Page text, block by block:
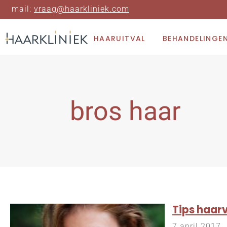
mail: vraag@haarkliniek.com
HAARUITVAL
bros haar
Tips